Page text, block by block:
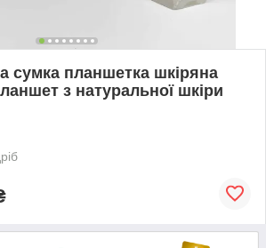
сумка планшетка шкіряна
з натуральної шкіри